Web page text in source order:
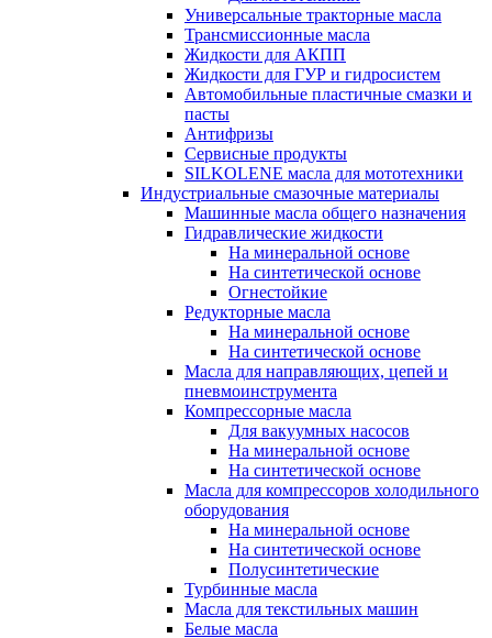
Универсальные тракторные масла
Трансмиссионные масла
Жидкости для АКПП
Жидкости для ГУР и гидросистем
Автомобильные пластичные смазки и
пасты
Антифризы
Сервисные продукты
SILKOLENE масла для мототехники
Индустриальные смазочные материалы
Машинные масла общего назначения
Гидравлические жидкости
На минеральной основе
На синтетической основе
Огнестойкие
Редукторные масла
На минеральной основе
На синтетической основе
Масла для направляющих, цепей и
пневмоинструмента
Компрессорные масла
Для вакуумных насосов
На минеральной основе
На синтетической основе
Масла для компрессоров холодильного
оборудования
На минеральной основе
На синтетической основе
Полусинтетические
Турбинные масла
Масла для текстильных машин
Белые масла